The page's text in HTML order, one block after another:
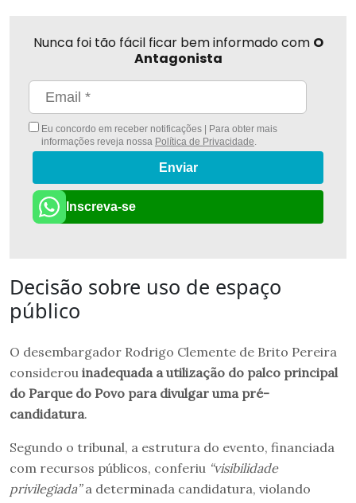
Nunca foi tão fácil ficar bem informado com O
Antagonista
Eu concordo em receber notificações | Para obter mais
informações reveja nossa Política de Privacidade.
Enviar
Inscreva-se
Decisão sobre uso de espaço
público
O desembargador Rodrigo Clemente de Brito Pereira
considerou inadequada a utilização do palco principal
do Parque do Povo para divulgar uma pré-
candidatura.
Segundo o tribunal, a estrutura do evento, financiada
com recursos públicos, conferiu “visibilidade
privilegiada”a determinada candidatura, violando